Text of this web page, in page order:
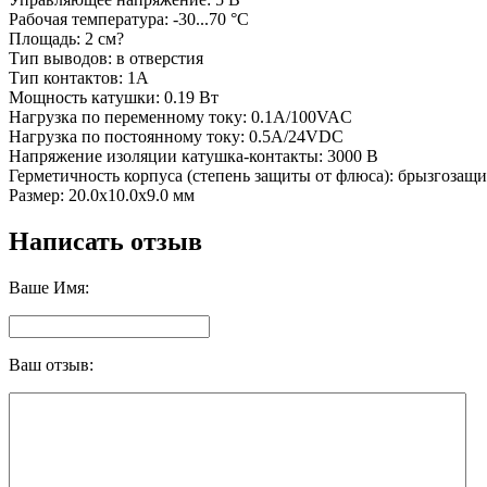
Рабочая температура: -30...70 °C
Площадь: 2 см?
Тип выводов: в отверстия
Тип контактов: 1A
Мощность катушки: 0.19 Вт
Нагрузка по переменному току: 0.1A/100VAC
Нагрузка по постоянному току: 0.5A/24VDC
Напряжение изоляции катушка-контакты: 3000 В
Герметичность корпуса (степень защиты от флюса):
Размер: 20.0x10.0x9.0 мм
Написать отзыв
Ваше Имя:
Ваш отзыв: